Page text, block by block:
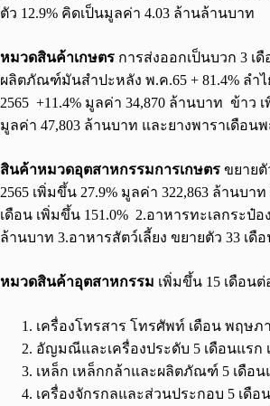
ตัว 12.9% คิดเป็นมูลค่า 4.03 ล้านล้านบาท
หมวดสินค้าเกษตร การส่งออกเป็นบวก 3 เ
ผลิตภัณฑ์มันสำปะหลัง พ.ค.65 + 81.4% ลำ
2565 +11.4% มูลค่า 34,870 ล้านบาท ข้าว
มูลค่า 47,803 ล้านบาท และยางพาราเดือน
สินค้าหมวดอุตสาหกรรมการเกษตร ขยายตั
2565 เพิ่มขึ้น 27.9% มูลค่า 322,863 ล้านบ
เดือน เพิ่มขึ้น 151.0% 2.อาหารทะเลกระป๋
ล้านบาท 3.อาหารสัตว์เลี้ยง ขยายตัว 33 เดื
หมวดสินค้าอุตสาหกรรม เพิ่มขึ้น 15 เดือน
เครื่องโทรสาร โทรศัพท์ เดือน พฤษภ
อัญมณีและเครื่องประดับ 5 เดือนแรก
เหล็ก เหล็กกล้าและผลิตภัณฑ์ 5 เดือน
เครื่องจักรกลและส่วนประกอบ 5 เดือ